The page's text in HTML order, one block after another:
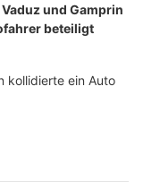
und Gamprin
beteiligt
kollidierte ein Auto